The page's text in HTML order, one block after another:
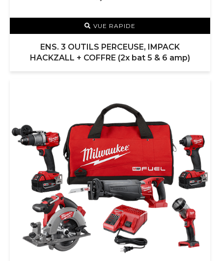
VUE RAPIDE
ENS. 3 OUTILS PERCEUSE, IMPACK
HACKZALL + COFFRE (2x bat 5 & 6 amp)